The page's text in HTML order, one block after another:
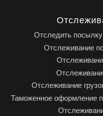
Отследить
Отслеживание
Отслеживание
Таможенное оформление